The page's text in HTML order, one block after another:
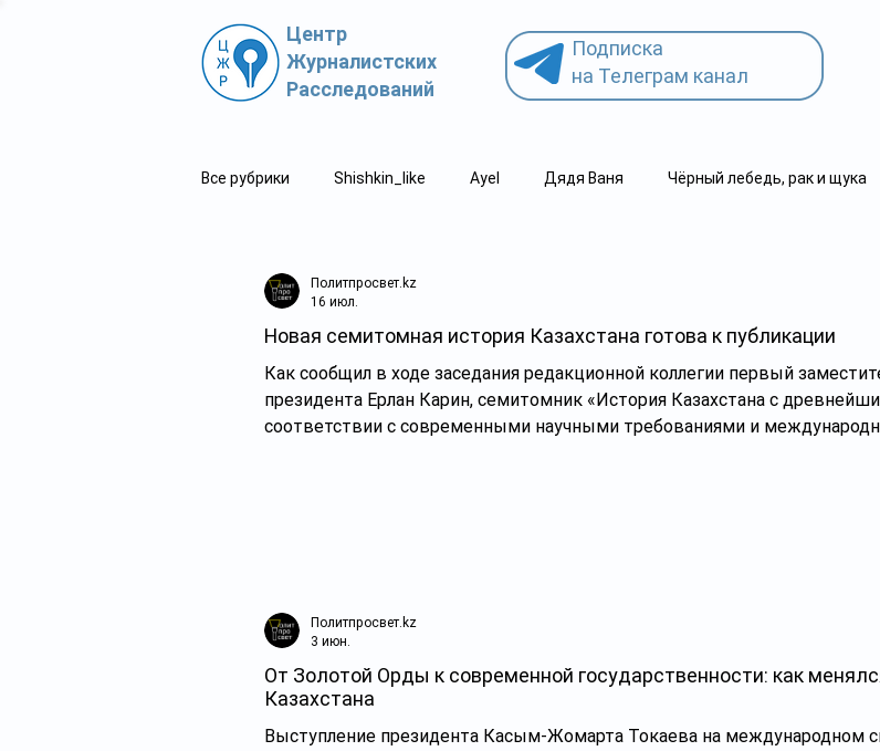
Центр
Журналистских
Расследований
Подписка
на Телеграм канал
Все рубрики Shishkin_like Ayel Дядя Ваня Чёрный лебедь, рак и щука
Новая семитомная история Казахстана готова к публикации
Как сообщил в ходе заседания редакционной коллегии первый
президента Ерлан Карин, семитомник «История Казахстана с
соответствии с современными научными требованиями и
Политпросвет.kz
16 июл.
От Золотой Орды к современной государственности: как
Казахстана
Выступление президента Касым-Жомарта Токаева на международном
Политпросвет.kz
3 июн.